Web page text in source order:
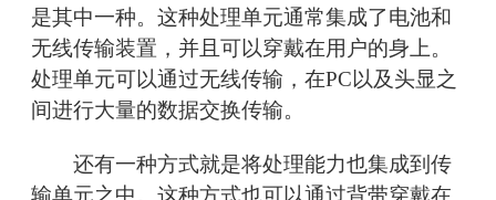
是其中一种。这种处理单元通常集成了电池和
无线传输装置，并且可以穿戴在用户的身上。
处理单元可以通过无线传输，在PC以及头显之
间进行大量的数据交换传输。
还有一种方式就是将处理能力也集成到传
输单元之中。这种方式也可以通过背带穿戴在